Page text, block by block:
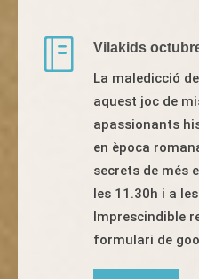
Vilakids
La maledicció
aquest joc de
apassionants
en època
secrets de més
les 11.30h i a
Imprescindible
formulari de